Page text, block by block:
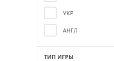
УКР
АНГЛ
ТИП ИГРЫ